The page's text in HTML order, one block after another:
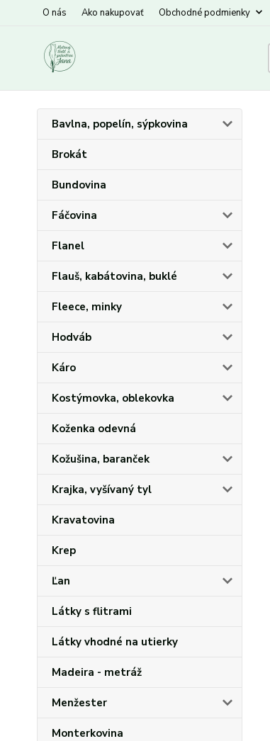
O nás Ako nakupovať Obchodné podmienky
Bavlna, popelín, sýpkovina
Brokát
Bundovina
Fáčovina
Flanel
Flauš, kabátovina, buklé
Fleece, minky
Hodváb
Káro
Kostýmovka, oblekovka
Koženka odevná
Kožušina, baranček
Krajka, vyšívaný tyl
Kravatovina
Krep
Ľan
Látky s flitrami
Látky vhodné na utierky
Madeira - metráž
Menžester
Monterkovina